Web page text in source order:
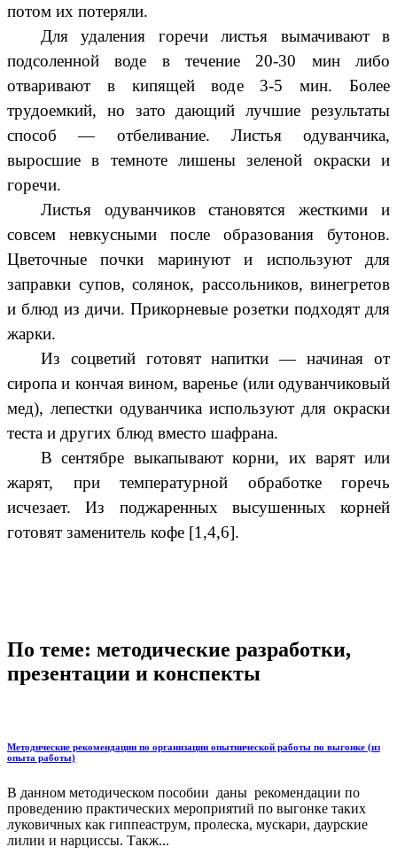
потом их потеряли.
Для удаления горечи листья вымачивают в
подсоленной воде в течение 20-30 мин либо
отваривают в кипящей воде 3-5 мин. Более
трудоемкий, но зато дающий лучшие результаты
способ — отбеливание. Листья одуванчика,
выросшие в темноте лишены зеленой окраски и
горечи.
Листья одуванчиков становятся жесткими и
совсем невкусными после образования бутонов.
Цветочные почки маринуют и используют для
заправки супов, солянок, рассольников, винегретов
и блюд из дичи. Прикорневые розетки подходят для
жарки.
Из соцветий готовят напитки — начиная от
сиропа и кончая вином, варенье (или одуванчиковый
мед), лепестки одуванчика используют для окраски
теста и других блюд вместо шафрана.
В сентябре выкапывают корни, их варят или
жарят, при температурной обработке горечь
исчезает. Из поджаренных высушенных корней
готовят заменитель кофе [1,4,6].
По теме: методические разработки,
презентации и конспекты
Методические рекомендации по организации опытнической работы по выгонке (из
опыта работы)
В данном методическом пособии даны рекомендации по
проведению практических мероприятий по выгонке таких
луковичных как гиппеаструм, пролеска, мускари, даурские
лилии и нарциссы. Такж...